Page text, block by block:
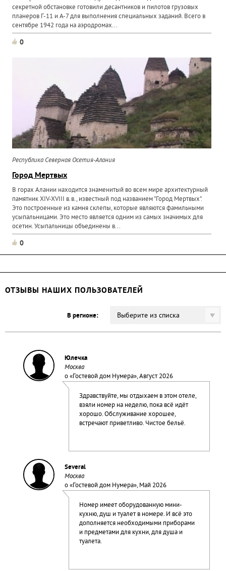
секретной обстановке готовили десантников и пилотов грузовых
планеров Г-11 и А-7 для выполнения специальных заданий. Всего в
сентябре 1942 года на аэродромах...
0
Республика Северная Осетия-Алания
Город Мертвых
В горах Алании находится знаменитый во всем мире архитектурный
памятник XIV-XVIII в.в., известный под названием "Город Мертвых".
Это построенные из камня склепы, которые являются фамильными
усыпальницами. Это место является одним из самых значимых для
осетин. Усыпальницы объединены в...
0
ОТЗЫВЫ НАШИХ ПОЛЬЗОВАТЕЛЕЙ
В регионе: Выберите из списка
Юлечка
Москва
о «Гостевой дом Нумера», Август 2026
Здравствуйте, мы отдыхаем в этом отеле,
взяли номер на неделю, пока всё идёт
хорошо. Обслуживание хорошее,
встречают приветливо. Чистое бельё.
Several
Москва
о «Гостевой дом Нумера», Май 2026
Номер имеет оборудованную мини-
кухню, душ и туалет в номере. И всё это
дополняется необходимыми приборами
и предметами для кухни, для душа и
туалета.